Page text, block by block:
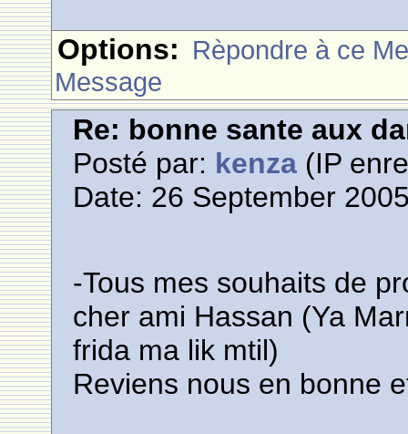
Options: Rèpondre à ce
Message
Re: bonne sante aux
Posté par: kenza (IP
Date: 26 September
-Tous mes souhaits de
cher ami Hassan (Ya
frida ma lik mtil)
Reviens nous en bonne